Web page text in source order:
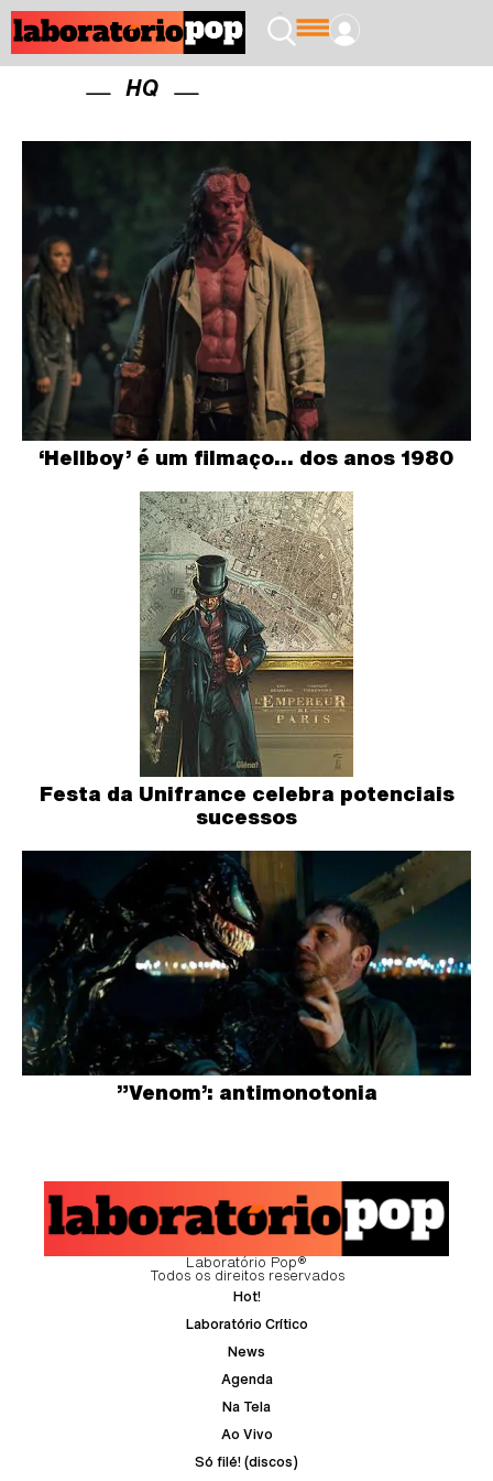
HQ
‘Hellboy’ é um filmaço… dos anos 1980
Festa da Unifrance celebra potenciais
sucessos
”Venom’: antimonotonia
Laboratório Pop®
Todos os direitos reservados
Hot!
Laboratório Crítico
News
Agenda
Na Tela
Ao Vivo
Só filé! (discos)